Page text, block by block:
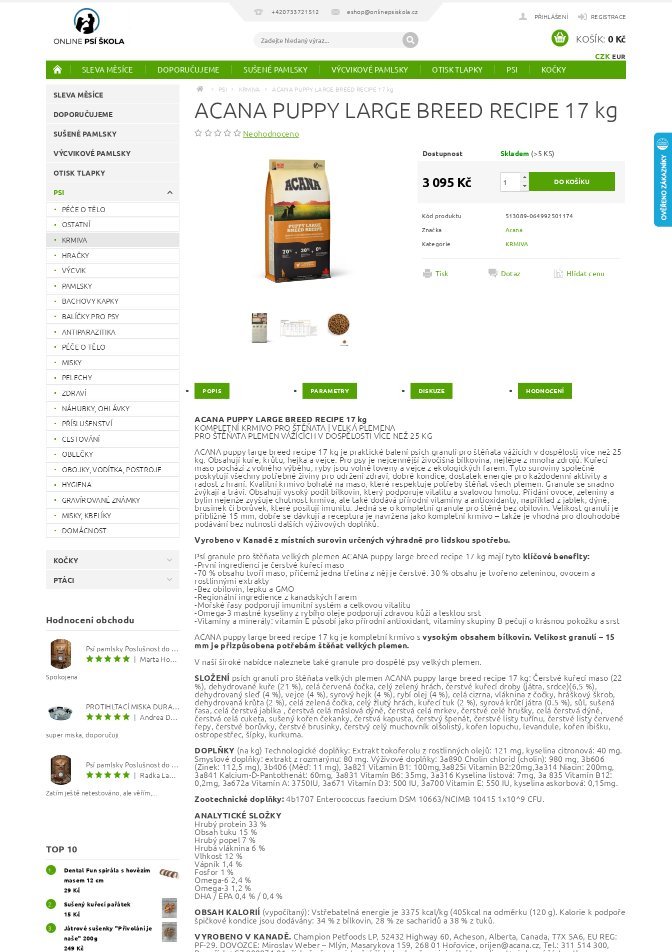
+420733721512 eshop@onlinepsiskola.cz
PŘIHLÁŠENÍ REGISTRACE
CZK EUR
KOŠÍK: 0 Kč
SLEVA MĚSÍCE DOPORUČUJEME SUŠENÉ PAMLSKY VÝCVIKOVÉ PAMLSKY OTISK TLAPKY PSI KOČKY
SLEVA MĚSÍCE
DOPORUČUJEME
SUŠENÉ PAMLSKY
VÝCVIKOVÉ PAMLSKY
OTISK TLAPKY
PSI
PÉČE O TĚLO
OSTATNÍ
KRMIVA
HRAČKY
VÝCVIK
PAMLSKY
BACHOVY KAPKY
BALÍČKY PRO PSY
ANTIPARAZITIKA
PÉČE O TĚLO
MISKY
PELECHY
ZDRAVÍ
NÁHUBKY, OHLÁVKY
PŘÍSLUŠENSTVÍ
CESTOVÁNÍ
OBLEČKY
OBOJKY, VODÍTKA, POSTROJE
HYGIENA
GRAVÍROVANÉ ZNÁMKY
MISKY, KBELÍKY
DOMÁCNOST
KOČKY
PTÁCI
Hodnocení obchodu
Psí pamlsky Poslušnost do kapsy: Treska s červenou řepou 12 mm
|
Marta Hourová
Spokojena
PROTIHLTACÍ MISKA DURAPET
|
Andrea Dosoudilová
super miska, doporučuji
Psí pamlsky Poslušnost do kapsy: Kachna s lososovým olejem 8 mm
|
Radka Langerová
Zatím ještě netestováno, ale věřím,...
TOP 10
Dental Fun spirála s hovězím
masem 12 cm
29 Kč
Sušený kuřecí pařátek
15 Kč
Játrové sušenky "Přivolání je
naše" 200g
249 Kč
PSI KRMIVA ACANA PUPPY LARGE BREED RECIPE 17 kg
ACANA PUPPY LARGE BREED RECIPE 17 kg
Neohodnoceno
Dostupnost Skladem (>5 KS)
3 095 Kč
Kód produktu
513089-064992501174
Značka
Acana
Kategorie
KRMIVA
Tisk Dotaz Hlídat cenu
POPIS PARAMETRY DISKUZE HODNOCENÍ
ACANA PUPPY LARGE BREED RECIPE 17 kg
KOMPLETNÍ KRMIVO PRO ŠTĚŇATA | VELKÁ PLEMENA
PRO ŠTĚŇATA PLEMEN VÁŽÍCÍCH V DOSPĚLOSTI VÍCE NEŽ 25 KG
ACANA puppy large breed recipe 17 kg je praktické balení psích granulí pro štěňata vážících v dospělosti více než 25
kg. Obsahují kuře, krůtu, hejka a vejce. Pro psy je nejcennější živočišná bílkovina, nejlépe z mnoha zdrojů. Kuřecí
maso pochází z volného výběhu, ryby jsou volně loveny a vejce z ekologických farem. Tyto suroviny společně
poskytují všechny potřebné živiny pro udržení zdraví, dobré kondice, dostatek energie pro každodenní aktivity a
radost z hraní. Kvalitní krmivo bohaté na maso, které respektuje potřeby štěňat všech plemen. Granule se snadno
žvýkají a tráví. Obsahují vysoký podíl bílkovin, který podporuje vitalitu a svalovou hmotu. Přidání ovoce, zeleniny a
bylin nejenže zvyšuje chutnost krmiva, ale také dodává přírodní vitamíny a antioxidanty, například z jablek, dýně,
brusinek či borůvek, které posilují imunitu. Jedná se o kompletní granule pro štěně bez obilovin. Velikost granulí je
přibližně 15 mm, dobře se dávkují a receptura je navržena jako kompletní krmivo – takže je vhodná pro dlouhodobé
podávání bez nutnosti dalších výživových doplňků.
Vyrobeno v Kanadě z místních surovin určených výhradně pro lidskou spotřebu.
Psí granule pro štěňata velkých plemen ACANA puppy large breed recipe 17 kg mají tyto klíčové benefity:
-První ingrediencí je čerstvé kuřecí maso
-70 % obsahu tvoří maso, přičemž jedna třetina z něj je čerstvé. 30 % obsahu je tvořeno zeleninou, ovocem a
rostlinnými extrakty
-Bez obilovin, lepku a GMO
-Regionální ingredience z kanadských farem
-Mořské řasy podporují imunitní systém a celkovou vitalitu
-Omega-3 mastné kyseliny z rybího oleje podporují zdravou kůži a lesklou srst
-Vitamíny a minerály: vitamín E působí jako přírodní antioxidant, vitamíny skupiny B pečují o krásnou pokožku a srst
ACANA puppy large breed recipe 17 kg je kompletní krmivo svysokým obsahem bílkovin. Velikost granulí – 15
mm je přizpůsobena potřebám štěňat velkých plemen.
V naší široké nabídce naleznete také granule pro dospělé psy velkých plemen.
SLOŽENÍ psích granulí pro štěňata velkých plemen ACANA puppy large breed recipe 17 kg: Čerstvé kuřecí maso (22
%), dehydrované kuře (21 %), celá červená čočka, celý zelený hrách, čerstvé kuřecí droby (játra, srdce)(6,5 %),
dehydrovaný sleď (4 %), vejce (4 %), syrový hejk (4 %), rybí olej (4 %), celá cizrna, vláknina z čočky, hráškový škrob,
dehydrovaná krůta (2 %), celá zelená čočka, celý žlutý hrách, kuřecí tuk (2 %), syrová krůtí játra (0.5 %), sůl, sušená
řasa, celá čerstvá jablka , čerstvá celá máslová dýně, čerstvá celá mrkev, čerstvé celé hrušky, celá čerstvá dýně,
čerstvá celá cuketa, sušený kořen čekanky, čerstvá kapusta, čerstvý špenát, čerstvé listy tuřínu, čerstvé listy červené
řepy, čerstvé borůvky, čerstvé brusinky, čerstvý celý muchovník olšolistý, kořen lopuchu, levandule, kořen ibišku,
ostropestřec, šípky, kurkuma.
DOPLŇKY (na kg) Technologické doplňky: Extrakt tokoferolu z rostlinných olejů: 121 mg, kyselina citronová: 40 mg.
Smyslové doplňky: extrakt z rozmarýnu: 80 mg. Výživové doplňky: 3a890 Cholin chlorid (cholin): 980 mg, 3b606
(Zinek: 112,5 mg), 3b406 (Měď: 11 mg), 3a821 Vitamin B1: 100mg,3a825i Vitamin B2:20mg,3a314 Niacin: 200mg,
3a841 Kalcium-D-Pantothenát: 60mg, 3a831 Vitamín B6: 35mg, 3a316 Kyselina listová: 7mg, 3a 835 Vitamín B12:
0,2mg, 3a672a Vitamín A: 3750IU, 3a671 Vitamín D3: 500 IU, 3a700 Vitamin E: 550 IU, kyselina askorbová: 0,15mg.
Zootechnické doplňky:4b1707 Enterococcus faecium DSM 10663/NCIMB 10415 1x10^9 CFU.
ANALYTICKÉ SLOŽKY
Hrubý protein 33 %
Obsah tuku 15 %
Hrubý popel 7 %
Hrubá vláknina 6 %
Vlhkost 12 %
Vápník 1,4 %
Fosfor 1 %
Omega-6 2,4 %
Omega-3 1,2 %
DHA / EPA 0,4 % / 0,4 %
OBSAH KALORIÍ (vypočítaný): Vstřebatelná energie je 3375 kcal/kg (405kcal na odměrku (120 g). Kalorie k podpoře
špičkové kondice jsou dodávány: 34 % z bílkovin, 28 % ze sacharidů a 38 % z tuků.
VYROBENO V KANADĚ. Champion Petfoods LP, 52432 Highway 60, Acheson, Alberta, Canada, T7X 5A6, EU REG:
PF-29. DOVOZCE: Miroslav Weber – Mlýn, Masarykova 159, 268 01 Hořovice, orijen@acana.cz, Tel.: 311 514 300,